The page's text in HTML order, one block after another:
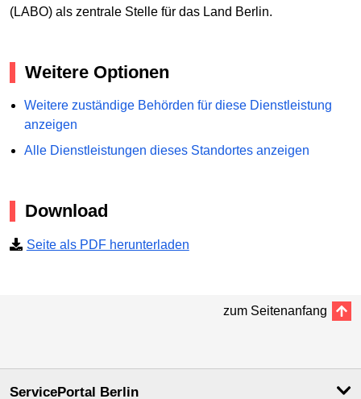
(LABO) als zentrale Stelle für das Land Berlin.
Weitere Optionen
Weitere zuständige Behörden für diese Dienstleistung
anzeigen
Alle Dienstleistungen dieses Standortes anzeigen
Download
Seite als PDF herunterladen
zum Seitenanfang
ServicePortal Berlin